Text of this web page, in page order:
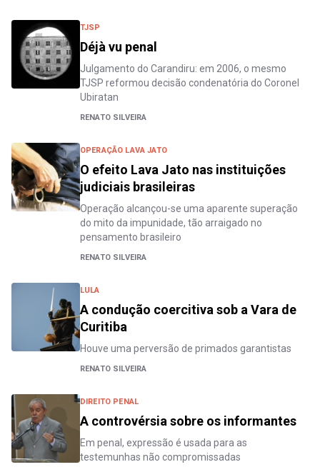
TJSP
Déjà vu penal
Julgamento do Carandiru: em 2006, o mesmo
TJSP reformou decisão condenatória do Coronel
Ubiratan
RENATO SILVEIRA
OPERAÇÃO LAVA JATO
O efeito Lava Jato nas instituições
judiciais brasileiras
Operação alcançou-se uma aparente superação
do mito da impunidade, tão arraigado no
pensamento brasileiro
RENATO SILVEIRA
LULA
A condução coercitiva sob a Vara de
Curitiba
Houve uma perversão de primados garantistas
RENATO SILVEIRA
DIREITO PENAL
A controvérsia sobre os informantes
Em penal, expressão é usada para as
testemunhas não compromissadas